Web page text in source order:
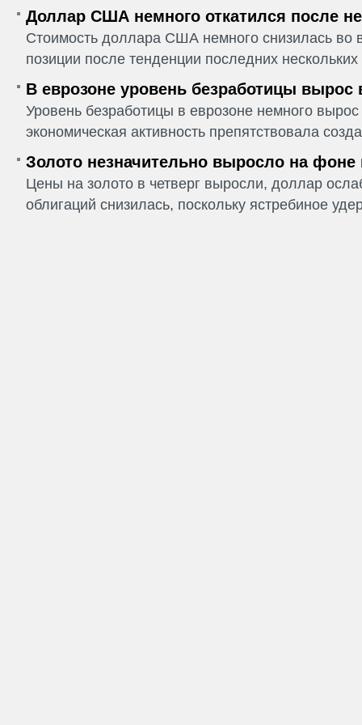
Доллар США немного откатился после
Стоимость доллара США немного снизилась во
позиции после тенденции последних
В еврозоне уровень безработицы вырос
Уровень безработицы в еврозоне немного
экономическая активность препятствовала
Золото незначительно выросло на фоне
Цены на золото в четверг выросли, доллар
облигаций снизилась, поскольку ястребиное